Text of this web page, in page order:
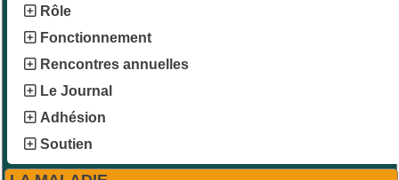
Rôle
Fonctionnement
Rencontres annuelles
Le Journal
Adhésion
Soutien